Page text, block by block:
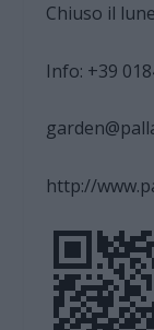
Chiuso il
Info: +39
http://